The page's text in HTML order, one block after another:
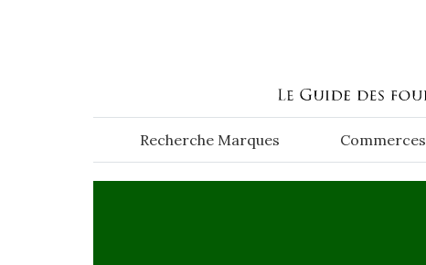
Recherche Marques Commerces